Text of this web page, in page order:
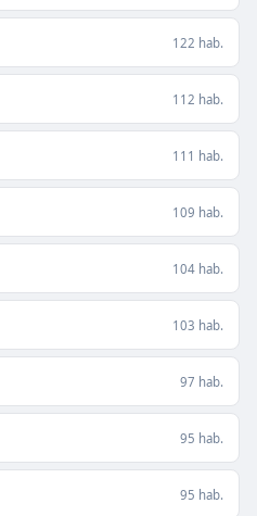
122 hab.
112 hab.
111 hab.
109 hab.
104 hab.
103 hab.
97 hab.
95 hab.
95 hab.